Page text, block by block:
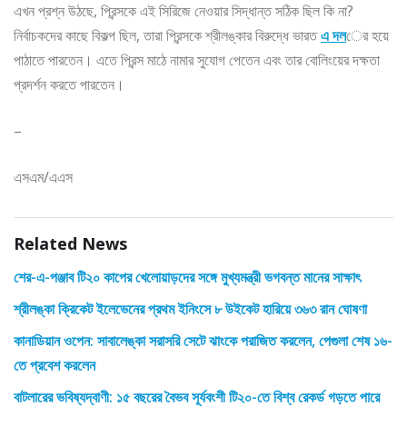
এখন প্রশ্ন উঠছে, প্রিন্সকে এই সিরিজে নেওয়ার সিদ্ধান্ত সঠিক ছিল কি না?
নির্বাচকদের কাছে বিকল্প ছিল, তারা প্রিন্সকে শ্রীলঙ্কার বিরুদ্ধে ভারতএ দলের হয়ে
পাঠাতে পারতেন। এতে প্রিন্স মাঠে নামার সুযোগ পেতেন এবং তার বোলিংয়ের দক্ষতা
প্রদর্শন করতে পারতেন।
–
এসএম/এএস
Related News
শের-এ-পঞ্জাব টি২০ কাপের খেলোয়াড়দের সঙ্গে মুখ্যমন্ত্রী ভগবন্ত মানের সাক্ষাৎ
শ্রীলঙ্কা ক্রিকেট ইলেভেনের প্রথম ইনিংসে ৮ উইকেট হারিয়ে ৩৬৩ রান ঘোষণা
কানাডিয়ান ওপেন: সাবালেঙ্কা সরাসরি সেটে ঝাংকে পরাজিত করলেন, পেগুলা শেষ ১৬-
তে প্রবেশ করলেন
বাটলারের ভবিষ্যদ্বাণী: ১৫ বছরের বৈভব সূর্যবংশী টি২০-তে বিশ্ব রেকর্ড গড়তে পারে